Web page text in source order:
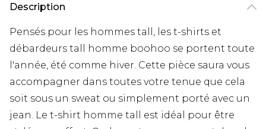
Description
Pensés pour les hommes tall, les t-shirts et
débardeurs tall homme boohoo se portent toute
l'année, été comme hiver. Cette pièce saura vous
accompagner dans toutes votre tenue que cela
soit sous un sweat ou simplement porté avec un
jean. Le t-shirt homme tall est idéal pour être